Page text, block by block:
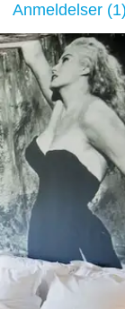
Anmeldelser (1)